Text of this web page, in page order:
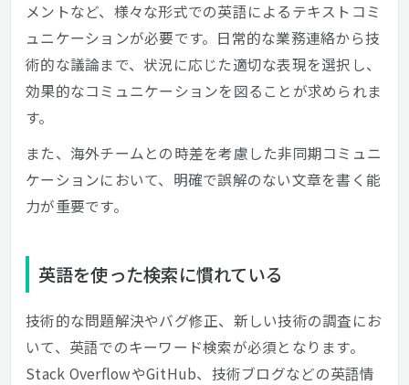
メントなど、様々な形式での英語によるテキストコミ
ュニケーションが必要です。日常的な業務連絡から技
術的な議論まで、状況に応じた適切な表現を選択し、
効果的なコミュニケーションを図ることが求められま
す。
また、海外チームとの時差を考慮した非同期コミュニ
ケーションにおいて、明確で誤解のない文章を書く能
力が重要です。
英語を使った検索に慣れている
技術的な問題解決やバグ修正、新しい技術の調査にお
いて、英語でのキーワード検索が必須となります。
Stack OverflowやGitHub、技術ブログなどの英語情